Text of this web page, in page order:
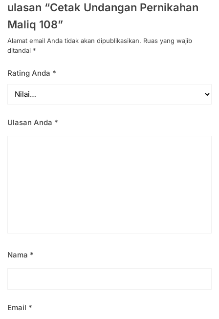
ulasan “Cetak Undangan Pernikahan
Maliq 108”
Alamat email Anda tidak akan dipublikasikan. Ruas yang wajib
ditandai *
Rating Anda *
Ulasan Anda *
Nama *
Email *